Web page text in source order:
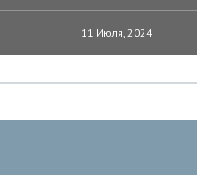
11 Июля, 2024